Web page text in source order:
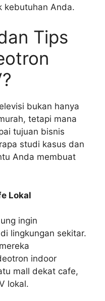
kebutuhan Anda.
Tips
bukan hanya
tetapi mana
tujuan bisnis
studi kasus dan
Anda membuat
Lokal
ingin
lingkungan sekitar.
indoor
mall dekat cafe,
lokal.